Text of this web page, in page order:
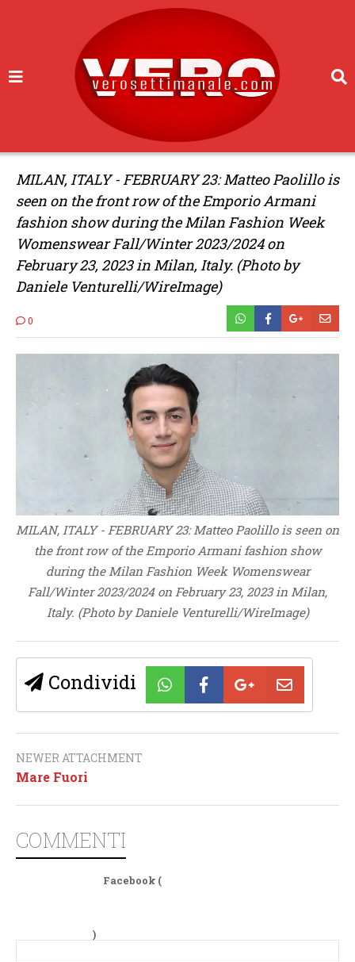
MILAN, ITALY - FEBRUARY 23: Matteo Paolillo is
seen on the front row of the Emporio Armani
fashion show during the Milan Fashion Week
Womenswear Fall/Winter 2023/2024 on
February 23, 2023 in Milan, Italy. (Photo by
Daniele Venturelli/WireImage)
0
MILAN, ITALY - FEBRUARY 23: Matteo Paolillo is seen on
the front row of the Emporio Armani fashion show
during the Milan Fashion Week Womenswear
Fall/Winter 2023/2024 on February 23, 2023 in Milan,
Italy. (Photo by Daniele Venturelli/WireImage)
Condividi
NEWER ATTACHMENT
Mare Fuori
COMMENTI
Facebook (
)